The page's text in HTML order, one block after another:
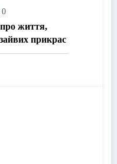
0
життя,
прикрас